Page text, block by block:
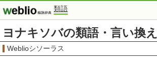
類語
ヨナキソバの類語・言い換
Weblioシソーラス